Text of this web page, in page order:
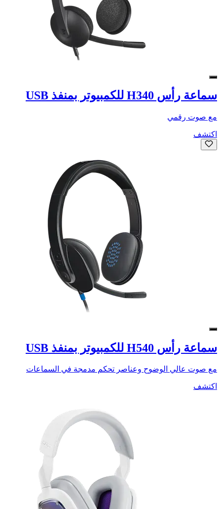
سماعة رأس H340 للكمبيوتر بمنفذ USB
مع صوت رقمي
اكتشف
سماعة رأس H540 للكمبيوتر بمنفذ USB
مع صوت عالي الوضوح وعناصر تحكم مدمجة في السماعات
اكتشف